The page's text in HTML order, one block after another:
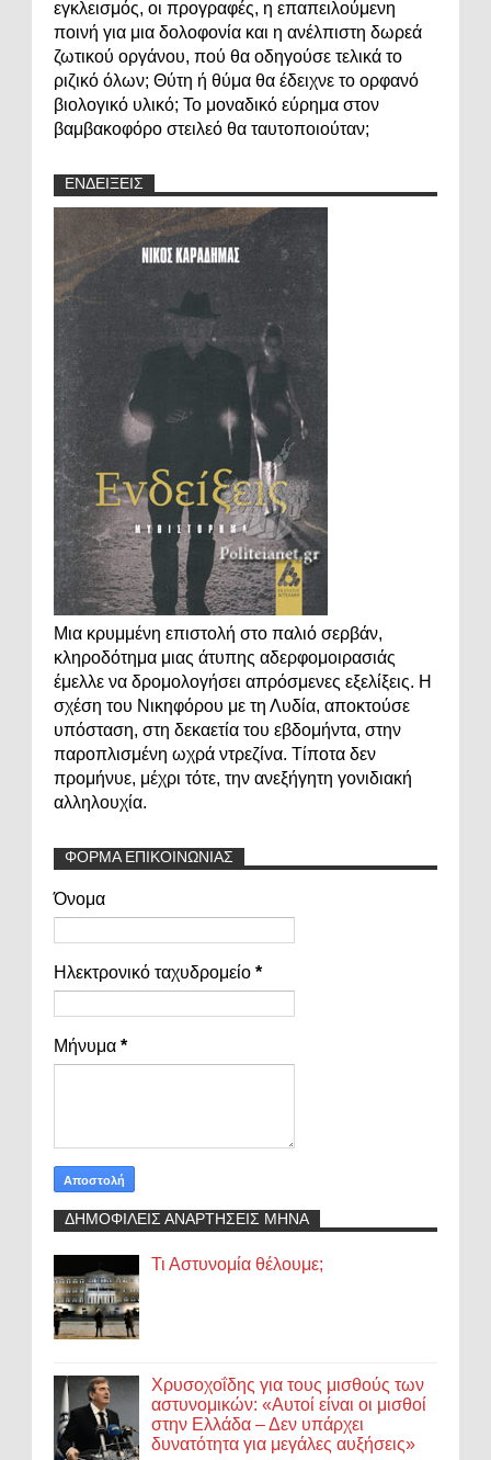
εγκλεισμός, οι προγραφές, η επαπειλούμενη
ποινή για μια δολοφονία και η ανέλπιστη δωρεά
ζωτικού οργάνου, πού θα οδηγούσε τελικά το
ριζικό όλων; Θύτη ή θύμα θα έδειχνε το ορφανό
βιολογικό υλικό; Το μοναδικό εύρημα στον
βαμβακοφόρο στειλεό θα ταυτοποιούταν;
ΕΝΔΕΙΞΕΙΣ
Μια κρυμμένη επιστολή στο παλιό σερβάν,
κληροδότημα μιας άτυπης αδερφομοιρασιάς
έμελλε να δρομολογήσει απρόσμενες εξελίξεις. Η
σχέση του Νικηφόρου με τη Λυδία, αποκτούσε
υπόσταση, στη δεκαετία του εβδομήντα, στην
παροπλισμένη ωχρά ντρεζίνα. Τίποτα δεν
προμήνυε, μέχρι τότε, την ανεξήγητη γονιδιακή
αλληλουχία.
ΦΟΡΜΑ ΕΠΙΚΟΙΝΩΝΙΑΣ
Όνομα
Ηλεκτρονικό ταχυδρομείο *
Μήνυμα *
ΔΗΜΟΦΙΛΕΙΣ ΑΝΑΡΤΗΣΕΙΣ ΜΗΝΑ
Τι Αστυνομία θέλουμε;
Χρυσοχοΐδης για τους μισθούς των
αστυνομικών: «Αυτοί είναι οι μισθοί
στην Ελλάδα – Δεν υπάρχει
δυνατότητα για μεγάλες αυξήσεις»